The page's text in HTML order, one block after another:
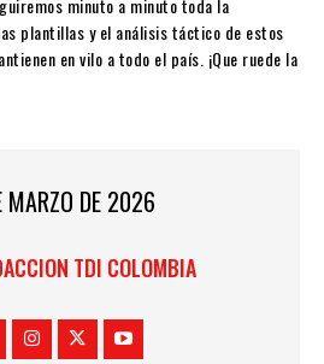
minuto a minuto toda la
plantillas y el análisis táctico de estos
en vilo a todo el país. ¡Que ruede la
MARZO DE 2026
TDI COLOMBIA